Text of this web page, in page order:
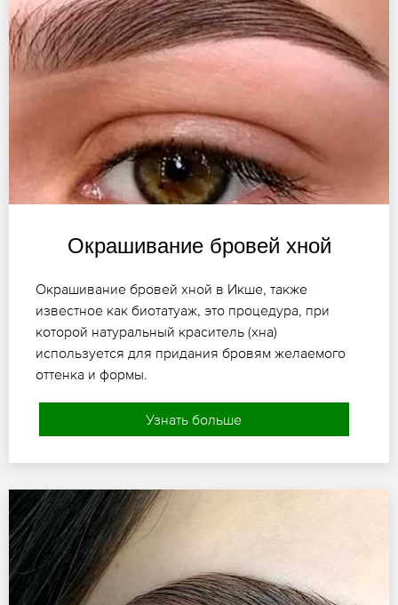
Окрашивание бровей хной
Окрашивание бровей хной в Икше, также
известное как биотатуаж, это процедура, при
которой натуральный краситель (хна)
используется для придания бровям желаемого
оттенка и формы.
Узнать больше